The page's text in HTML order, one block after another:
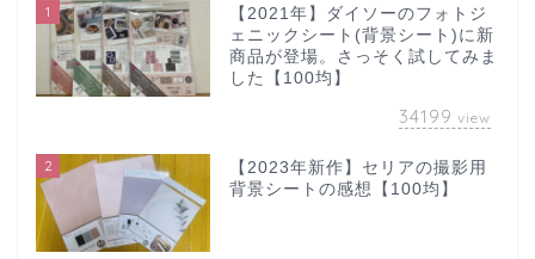
1
【2021年】ダイソーのフォトジ
ェニックシート(背景シート)に新
商品が登場。さっそく試してみま
した【100均】
34199 view
2
【2023年新作】セリアの撮影用
背景シートの感想【100均】